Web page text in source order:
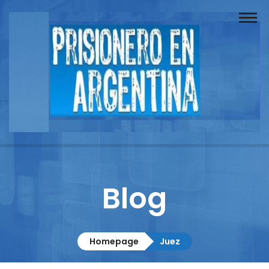
Buscador
Documentos
Contacto
Blog
Homepage Juez